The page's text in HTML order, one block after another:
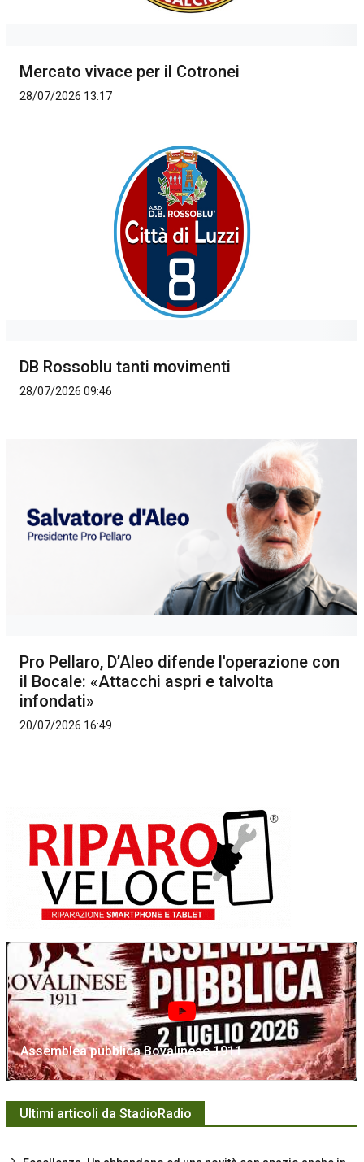
Mercato vivace per il Cotronei
28/07/2026 13:17
DB Rossoblu tanti movimenti
28/07/2026 09:46
Pro Pellaro, D’Aleo difende l'operazione con
il Bocale: «Attacchi aspri e talvolta
infondati»
20/07/2026 16:49
Assemblea pubblica Bovalinese 1911
Ultimi articoli da StadioRadio